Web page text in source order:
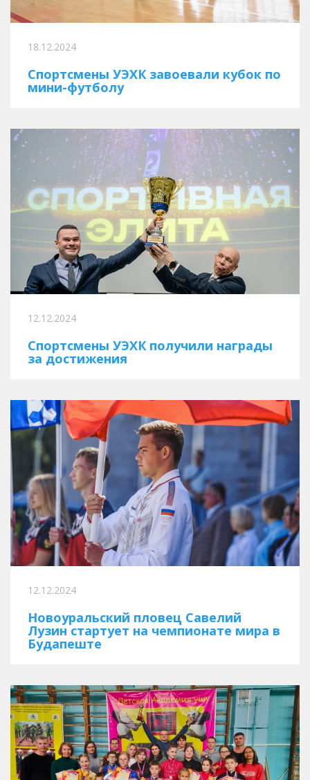
18.12.2024
Спортсмены УЭХК завоевали кубок по
мини-футболу
12.12.2024
Спортсмены УЭХК получили награды
за достижения
12.12.2024
Новоуральский пловец Савелий
Лузин стартует на чемпионате мира в
Будапеште